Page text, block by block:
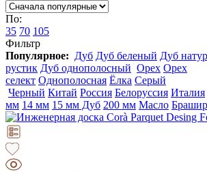
По:
35 70 105
Фильтр
Популярное: Дуб Дуб беленый Дуб
рустик Дуб однополосный Орех Орех
селект Однополосная Ёлка Серый
Черный Китай Россия Белоруссия Италия
мм 14 мм 15 мм Дуб 200 мм Масло